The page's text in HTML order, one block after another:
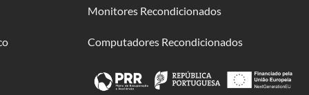
Monitores Recondicionados
Computadores Recondicionados